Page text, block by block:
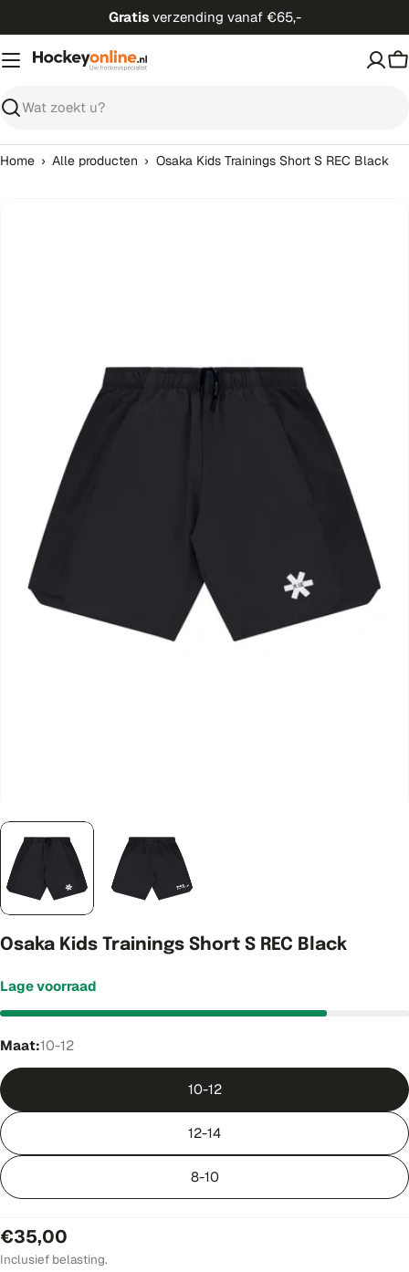
direct
naar
inhoud
Gratis verzending vanaf €65,-
Zoeken
Home › Alle producten › Osaka Kids Trainings Short S REC Black
Open media 0 in modaal venster
Osaka Kids Trainings Short S REC Black
Lage voorraad
Maat:10-12
10-12
12-14
8-10
Normale
prijs
€35,00
Inclusief belasting.